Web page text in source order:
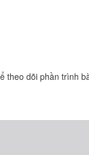
dõi phần trình